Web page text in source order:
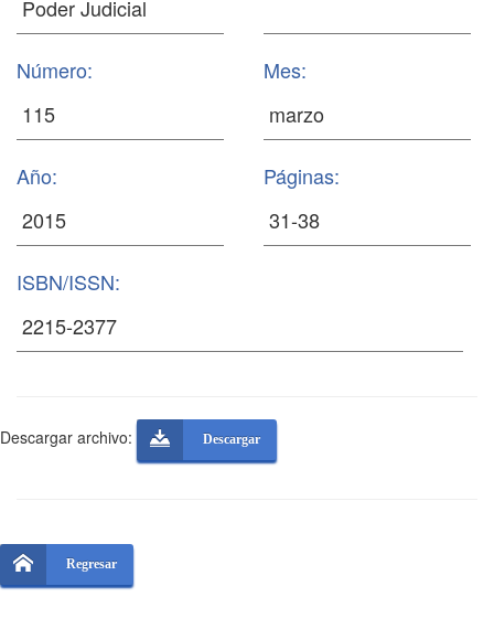
Número: Mes:
Año: Páginas:
ISBN/ISSN:
Descargar archivo: Descargar
Regresar